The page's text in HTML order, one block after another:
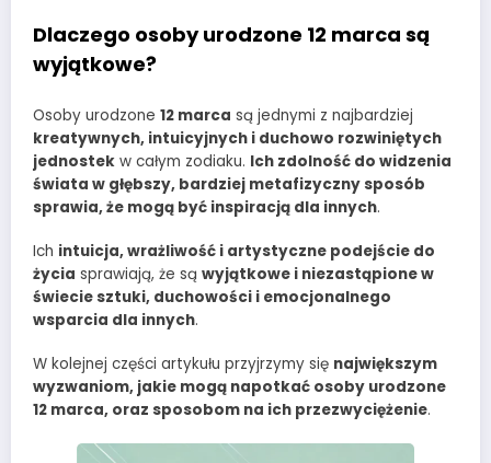
Dlaczego osoby urodzone 12 marca są
wyjątkowe?
Osoby urodzone 12 marca są jednymi z najbardziej
kreatywnych, intuicyjnych i duchowo rozwiniętych
jednostek w całym zodiaku. Ich zdolność do widzenia
świata w głębszy, bardziej metafizyczny sposób
sprawia, że mogą być inspiracją dla innych.
Ich intuicja, wrażliwość i artystyczne podejście do
życia sprawiają, że są wyjątkowe i niezastąpione w
świecie sztuki, duchowości i emocjonalnego
wsparcia dla innych.
W kolejnej części artykułu przyjrzymy się największym
wyzwaniom, jakie mogą napotkać osoby urodzone
12 marca, oraz sposobom na ich przezwyciężenie.